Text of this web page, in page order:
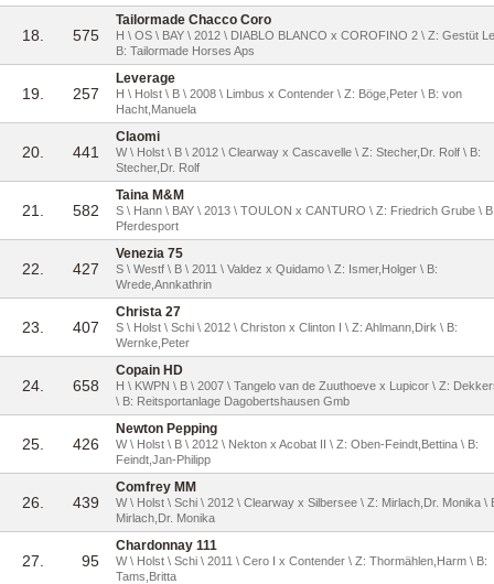
18. 575
Tailormade Chacco Coro
H \ OS \ BAY \ 2012 \ DIABLO BLANCO x COROFINO 2 \ Z: Gestüt
B: Tailormade Horses Aps
19. 257
Leverage
H \ Holst \ B \ 2008 \ Limbus x Contender \ Z: Böge,Peter \ B: von
Hacht,Manuela
20. 441
Claomi
W \ Holst \ B \ 2012 \ Clearway x Cascavelle \ Z: Stecher,Dr. Rolf \ B:
Stecher,Dr. Rolf
21. 582
Taina M&M
S \ Hann \ BAY \ 2013 \ TOULON x CANTURO \ Z: Friedrich Grube \
Pferdesport
22. 427
Venezia 75
S \ Westf \ B \ 2011 \ Valdez x Quidamo \ Z: Ismer,Holger \ B:
Wrede,Annkathrin
23. 407
Christa 27
S \ Holst \ Schi \ 2012 \ Christon x Clinton I \ Z: Ahlmann,Dirk \ B:
Wernke,Peter
24. 658
Copain HD
H \ KWPN \ B \ 2007 \ Tangelo van de Zuuthoeve x Lupicor \ Z:
\ B: Reitsportanlage Dagobertshausen Gmb
25. 426
Newton Pepping
W \ Holst \ B \ 2012 \ Nekton x Acobat II \ Z: Oben-Feindt,Bettina \ B:
Feindt,Jan-Philipp
26. 439
Comfrey MM
W \ Holst \ Schi \ 2012 \ Clearway x Silbersee \ Z: Mirlach,Dr. Monika \
Mirlach,Dr. Monika
27. 95
Chardonnay 111
W \ Holst \ Schi \ 2011 \ Cero I x Contender \ Z: Thormählen,Harm \ B:
Tams,Britta